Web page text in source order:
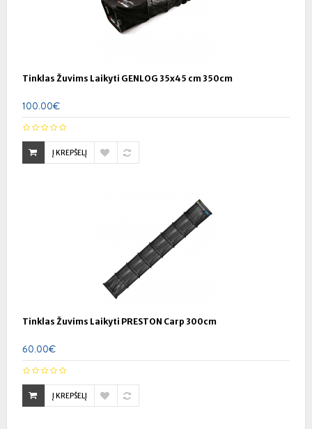
Tinklas Žuvims Laikyti GENLOG 35x45 cm 350cm
100.00€
Į KREPŠELĮ
Tinklas Žuvims Laikyti PRESTON Carp 300cm
60.00€
Į KREPŠELĮ